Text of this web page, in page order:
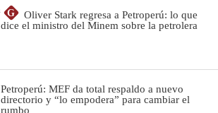
G
Oliver Stark regresa a Petroperú: lo que
dice el ministro del Minem sobre la petrolera
Petroperú: MEF da total respaldo a nuevo
directorio y “lo empodera” para cambiar el
rumbo